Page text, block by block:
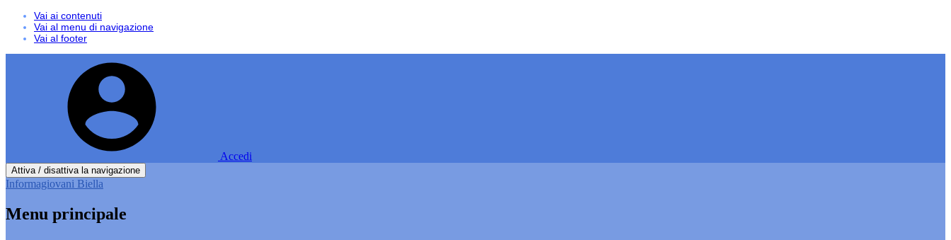
Vai ai contenuti
Vai al menu di navigazione
Vai al footer
Accedi
Attiva / disattiva la navigazione
Informagiovani Biella
Menu principale